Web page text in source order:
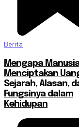
Berita
Mengapa
Menciptakan
Sejarah, Alasan,
Fungsinya dalam
Kehidupan